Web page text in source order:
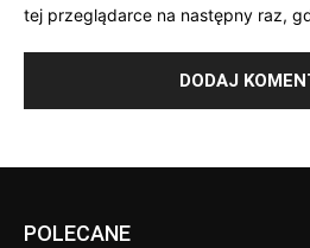
tej przeglądarce na następny raz,
POLECANE